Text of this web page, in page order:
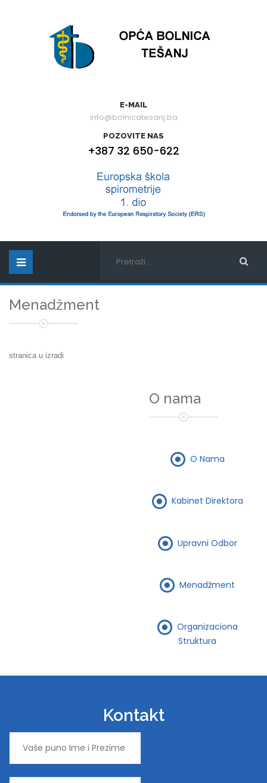
E-MAIL
info@bolnicatesanj.ba
POZOVITE NAS
+387 32 650-622
Menadžment
stranica u izradi
O nama
O Nama
Kabinet Direktora
Upravni Odbor
Menadžment
Organizaciona
Struktura
Kontakt